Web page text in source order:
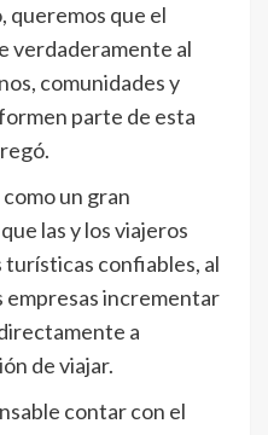
queremos que el
verdaderamente al
comunidades y
parte de esta
un gran
las y los viajeros
confiables, al
empresas incrementar
a
de viajar.
contar con el